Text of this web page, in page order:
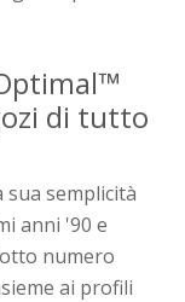
di tutto
sua semplicità
anni '90 e
numero
ai profili